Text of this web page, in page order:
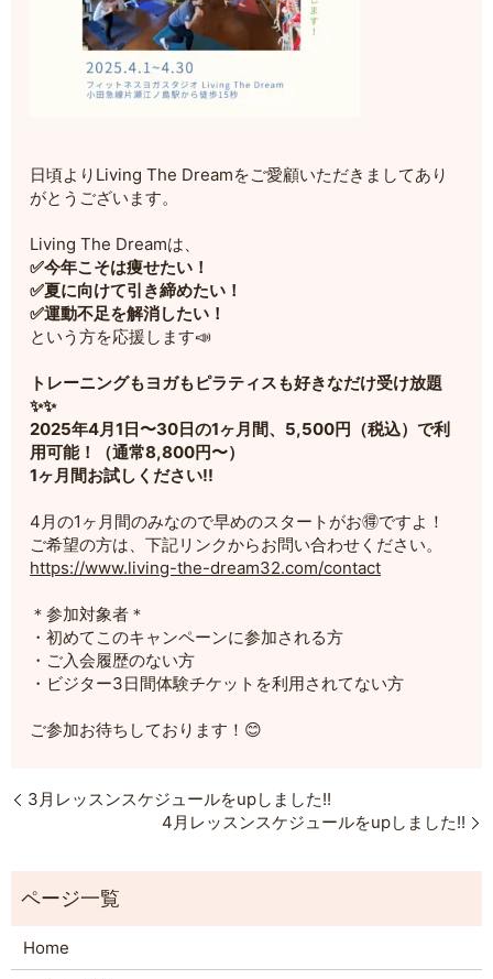
日頃よりLiving The Dreamをご愛顧いただきましてあり
がとうございます。
Living The Dreamは、
✅今年こそは痩せたい！
✅夏に向けて引き締めたい！
✅運動不足を解消したい！
という方を応援します📣
トレーニングもヨガもピラティスも好きなだけ受け放題
✨✨
2025年4月1日〜30日の1ヶ月間、5,500円（税込）で利
用可能！（通常8,800円〜）
1ヶ月間お試しください!!
4月の1ヶ月間のみなので早めのスタートがお🉐ですよ！
ご希望の方は、下記リンクからお問い合わせください。
https://www.living-the-dream32.com/contact
＊参加対象者＊
・初めてこのキャンペーンに参加される方
・ご入会履歴のない方
・ビジター3日間体験チケットを利用されてない方
ご参加お待ちしております！😊
3月レッスンスケジュールをupしました!!
4月レッスンスケジュールをupしました!!
Home